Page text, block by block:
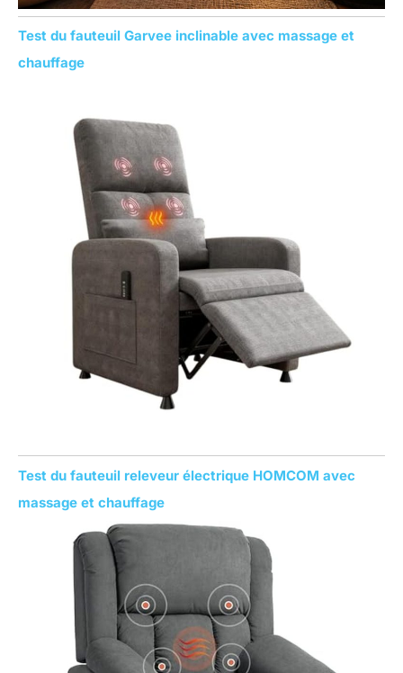
Test du fauteuil Garvee inclinable avec massage et
chauffage
Test du fauteuil releveur électrique HOMCOM avec
massage et chauffage